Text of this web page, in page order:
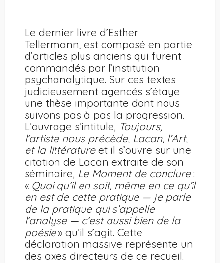
Le dernier livre d’Esther
Tellermann, est composé en partie
d’articles plus anciens qui furent
commandés par l’institution
psychanalytique. Sur ces textes
judicieusement agencés s’étaye
une thèse importante dont nous
suivons pas à pas la progression.
L’ouvrage s’intitule, Toujours,
l’artiste nous précède, Lacan, l’Art,
et la littératureet il s’ouvre sur une
citation de Lacan extraite de son
séminaire, Le Moment de conclure:
« Quoi qu’il en soit, même en ce qu’il
en est de cette pratique — je parle
de la pratique qui s’appelle
l’analyse — c’est aussi bien de la
poésie» qu’il s’agit. Cette
déclaration massive représente un
des axes directeurs de ce recueil.